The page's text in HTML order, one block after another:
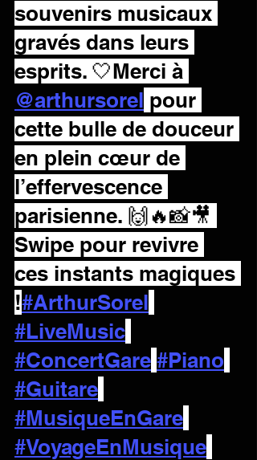
souvenirs musicaux
gravés dans leurs
esprits. 🤍Merci à
@arthursorel pour
cette bulle de douceur
en plein cœur de
l’effervescence
parisienne. 🙌🔥📸🎥
Swipe pour revivre
ces instants magiques
!#ArthurSorel
#LiveMusic
#ConcertGare #Piano
#Guitare
#MusiqueEnGare
#VoyageEnMusique